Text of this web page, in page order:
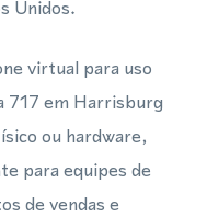
Unidos.
virtual para uso
717 em Harrisburg
ou hardware,
para equipes de
de vendas e